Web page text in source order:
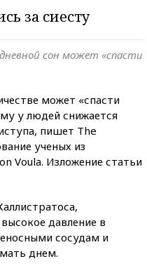
за сиесту
сон может «спасти
может «спасти
у людей снижается
пишет The
ученых из
Voula. Изложение статьи
давление в
сосудам и
днем.